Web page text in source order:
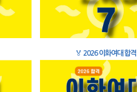
🏅 2026 이화여대 합격